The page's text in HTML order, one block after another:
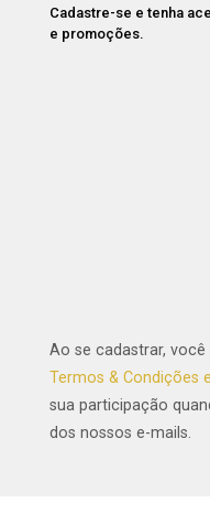
Cadastre-se e tenha
e promoções.
Ao se cadastrar,
Termos & Condições
sua participação
dos nossos e-mails.